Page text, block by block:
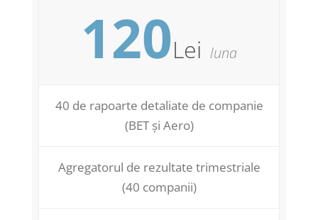
120Lei luna
40 de rapoarte detaliate de companie
(BET și Aero)
Agregatorul de rezultate trimestriale
(40 companii)